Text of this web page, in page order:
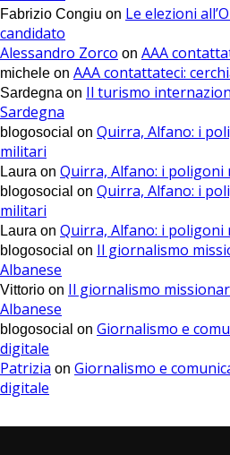
Fabrizio Congiu on Le elezioni
candidato
Alessandro Zorco on AAA
michele on AAA contattateci:
Sardegna on Il turismo
Sardegna
blogosocial on Quirra, Alfano: i
militari
Laura on Quirra, Alfano: i
blogosocial on Quirra, Alfano: i
militari
Laura on Quirra, Alfano: i
blogosocial on Il giornalismo
Albanese
Vittorio on Il giornalismo
Albanese
blogosocial on Giornalismo e
digitale
Patrizia on Giornalismo e
digitale